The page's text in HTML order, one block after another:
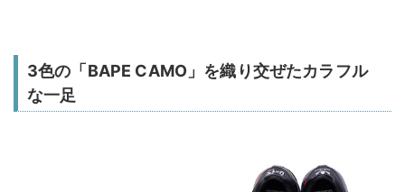
3色の「BAPE CAMO」を織り交ぜたカラフル
な一足